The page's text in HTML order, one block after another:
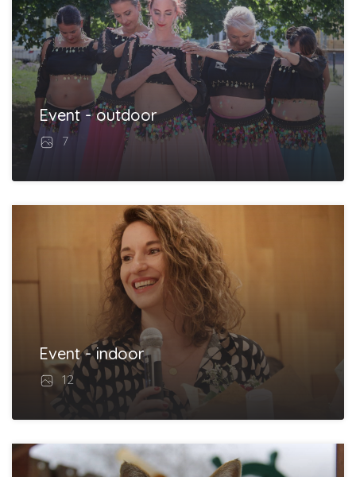
Event - outdoor
7
Event - indoor
12